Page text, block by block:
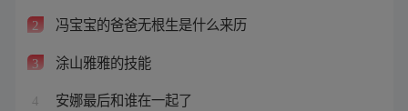
2 冯宝宝的爸爸无根生是什么来历
3 涂山雅雅的技能
4 安娜最后和谁在一起了